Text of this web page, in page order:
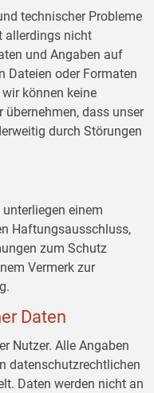
technischer Probleme
allerdings nicht
und Angaben auf
Dateien oder Formaten
können keine
dass unser
durch Störungen
einem
Haftungsausschluss,
zum Schutz
Vermerk zur
Daten
Nutzer. Alle Angaben
datenschutzrechtlichen
Daten werden nicht an